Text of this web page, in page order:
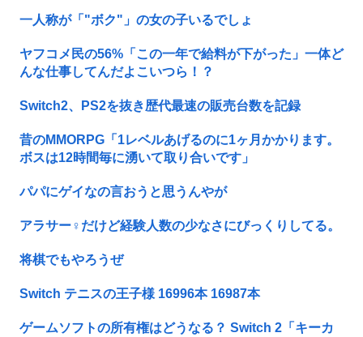
一人称が「"ボク"」の女の子いるでしょ
ヤフコメ民の56%「この一年で給料が下がった」一体ど
んな仕事してんだよこいつら！？
Switch2、PS2を抜き歴代最速の販売台数を記録
昔のMMORPG「1レベルあげるのに1ヶ月かかります。
ボスは12時間毎に湧いて取り合いです」
パパにゲイなの言おうと思うんやが
アラサー♀だけど経験人数の少なさにびっくりしてる。
将棋でもやろうぜ
Switch テニスの王子様 16996本 16987本
ゲームソフトの所有権はどうなる？ Switch 2「キーカ